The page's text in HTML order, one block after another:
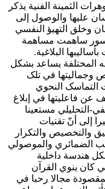
الثمينة الفنية يذکر
عليها والوصول إلى
وخلق التهيؤ النفسي
ساهمت مساهمة
البلاغية.
المختلفة يساعد بشکل
وجماليتها في تلک
التماسک النحوي
عن فاعليتها في إبلاغ
التحليلي مستعينا
إلى أنّ تقنيات
والتخصيص والتکرار
الضمائري والموصولي
هندسة داخلية
کان ينوي القرآن
مجالا رحبا في